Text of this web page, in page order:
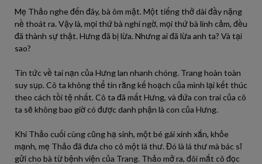
Mẹ Thảo nghe đến đây, bà ôm mặt. Một tiếng thở dài đầy nặng
nề thoát ra. Vậy là, mọi thứ bà nghi ngờ, mọi thứ bà linh cảm, đều
đã thành sự thật. Hưng đã bị lừa. Nhưng ai đã lừa anh ta? Và tại
sao?
Tin tức về tai nạn của Hưng lan nhanh chóng. Trang hoàn toàn
suy sụp. Cô ta không thể tin rằng kế hoạch của mình lại kết thúc
theo cách tồi tệ nhất. Cô ta đã mất Hưng, và đứa con trai của cô
ta sẽ không bao giờ có được danh phận là con của Hưng.
Khi Thảo cuối cùng cũng hạ sinh, một bé gái xinh xắn, khỏe
mạnh, mẹ Thảo đã đưa cho cô một lá thư. Đó là lá thư mà bác sĩ
gửi cho bà từ bệnh viện của Trang. Thảo mở ra, đôi mắt cô đọc